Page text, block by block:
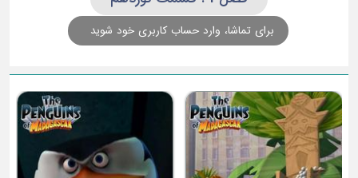
برای تماشا، وارد حساب کاربری خود شوید